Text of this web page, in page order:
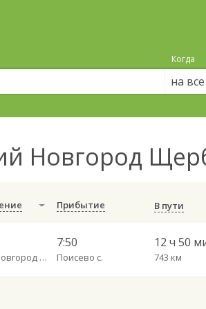
Когда
на
Новгород
Прибытие В пути
Нижний Новгород Щербинки
7:50
Поисево с.
12 ч 50
743 км